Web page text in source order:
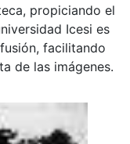
propiciando el
Icesi es
facilitando
de las imágenes.